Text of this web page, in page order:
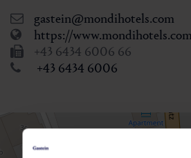
gastein@mondihotels.com
https://
+43 6434 6006 66
+43 6434 6006